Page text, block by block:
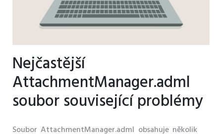
Nejčastější
AttachmentManager.adml
soubor související problémy
Soubor AttachmentManager.adml obsahuje několik